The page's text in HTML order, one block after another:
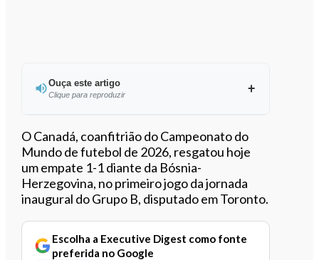
Ouça este artigo
Clique para reproduzir
Ouvir este artigo
O Canadá, coanfitrião do Campeonato do
Mundo de futebol de 2026, resgatou hoje
um empate 1-1 diante da Bósnia-
Herzegovina, no primeiro jogo da jornada
inaugural do Grupo B, disputado em Toronto.
Escolha a Executive Digest como fonte
preferida no Google